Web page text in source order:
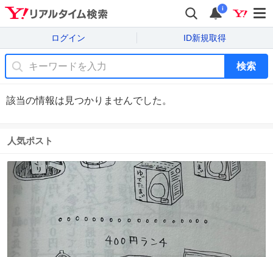
i
ログイン ID新規取得
検索
該当の情報は見つかりませんでした。
人気ポスト